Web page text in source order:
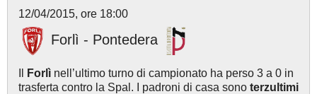
12/04/2015, ore 18:00
Forlì - Pontedera
Forlì nell’ultimo turno di campionato ha perso 3 a 0 in
trasferta contro la Spal. I padroni di casa sono terzultimi